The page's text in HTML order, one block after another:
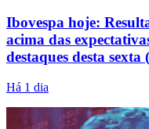
Ibovespa hoje:
acima das
destaques desta sexta
Há 1 dia